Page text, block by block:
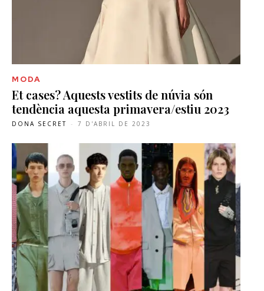
MODA
Et cases? Aquests vestits de núvia són
tendència aquesta primavera/estiu 2023
DONA SECRET - 7 D'ABRIL DE 2023